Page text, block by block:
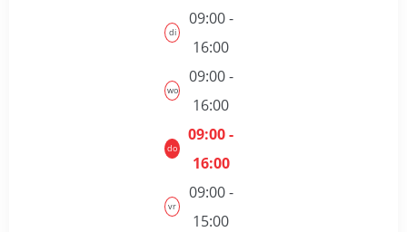
di
09:00 -
16:00
wo
09:00 -
16:00
do
09:00 -
16:00
vr
09:00 -
15:00